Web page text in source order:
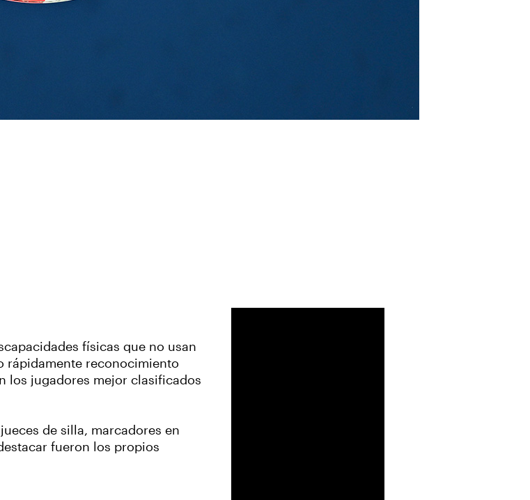
físicas que no usan
rápidamente reconocimiento
los jugadores mejor clasificados
de silla, marcadores en
fueron los propios